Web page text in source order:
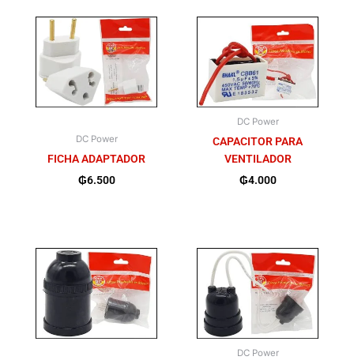
DC Power
FICHA ADAPTADOR
₲6.500
DC Power
CAPACITOR PARA
VENTILADOR
₲4.000
DC Power